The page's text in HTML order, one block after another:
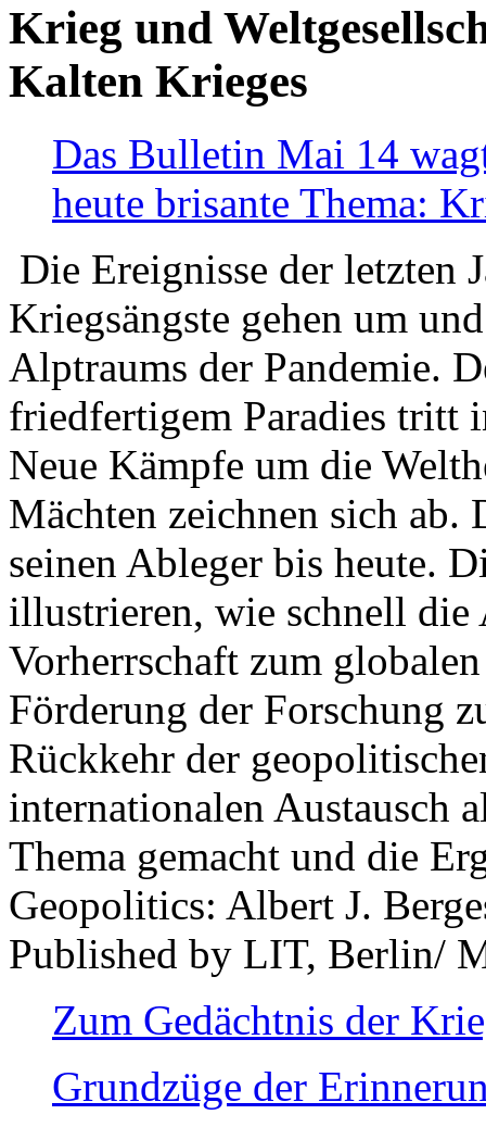
Krieg und
Kalten Krieges
Das Bulletin Mai 14
heute brisante Thema:
Die Ereignisse der letzten
Kriegsängste gehen um
Alptraums der Pandemie.
friedfertigem Paradies tritt
Neue Kämpfe um die
Mächten zeichnen sich
seinen Ableger bis heute.
illustrieren, wie schnell die
Vorherrschaft zum
Förderung der Forschung
Rückkehr der
internationalen Austausch
Thema gemacht und die
Geopolitics: Albert J.
Published by LIT, Berlin/
Zum Gedächtnis der
Grundzüge der